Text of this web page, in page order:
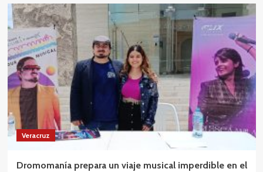
Veracruz
Dromomanía prepara un viaje musical imperdible en el